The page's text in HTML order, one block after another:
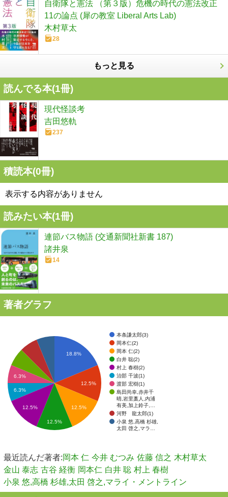
自衛隊と憲法 （第３版）危機の時代の憲法改正
11の論点 (犀の教室 Liberal Arts Lab)
木村草太
28
もっと見る
読んでる本(1冊)
現代怪談考
吉田悠軌
237
積読本(0冊)
表示する内容がありません
読みたい本(1冊)
連節バス物語 (交通新聞社新書 187)
諸井泉
14
著者グラフ
本条謙太郎(3)
岡本仁(2)
岡本 仁(2)
白井 聡(2)
村上 春樹(2)
治部 千波(1)
渡部 宏樹(1)
島田尚幸,赤井千
晴,岩里藁人,内浦
有美,加上鈴子,…
河野 龍太郎(1)
小泉 悠,高橋 杉雄,
太田 啓之,マラ…
18.8%
12.5%
12.5%
6.3%
6.3%
12.5%
12.5%
最近読んだ著者:岡本 仁 今井 むつみ 佐藤 信之 木村草太
金山 泰志 古谷 経衡 岡本仁 白井 聡 村上 春樹
小泉 悠,高橋 杉雄,太田 啓之,マライ・メントライン